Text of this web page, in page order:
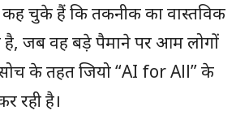
कह चुके हैं कि तकनीक का वास्तविक
है, जब वह बड़े पैमाने पर आम लोगों
के तहत जियो “AI for All” के
रही है।